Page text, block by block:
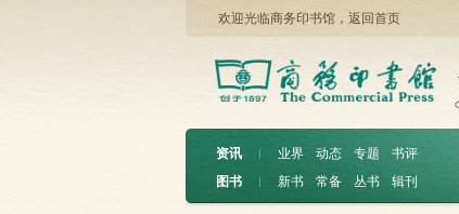
欢迎光临商务印书馆， 返回首页
资讯 ︱ 业界 动态 专题
书评
图书
︱ 新书 常备 丛书 辑刊